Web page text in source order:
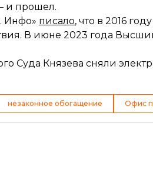
и прошел.
Инфо» писало, что в 2016
В июне 2023 года
Суда Князева сняли
незаконное обогащение Офис